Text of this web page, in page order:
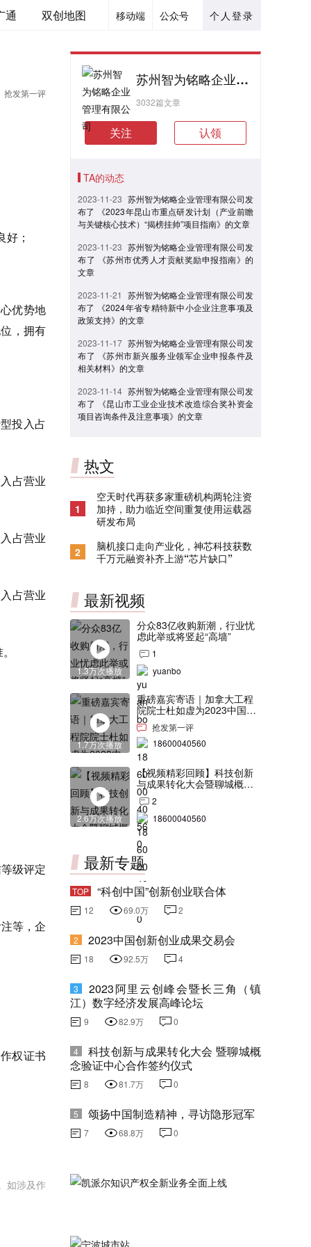
个人登录
公众号
移动端
通 双创地图
抢发第一评
；
优势地
，拥有
投入占
占营业
占营业
占营业
级评定
等，企
权证书
如涉及作
苏州智为铭略企业管理有限公司
3032篇文章
关注 认领
TA的动态
2023-11-23 苏州智为铭略企业管理有限公司发
布了 《2023年昆山市重点研发计划（产业前瞻
与关键核心技术）“揭榜挂帅”项目指南》的文章
2023-11-23 苏州智为铭略企业管理有限公司发
布了 《苏州市优秀人才贡献奖励申报指南》的
文章
2023-11-21
苏州智为铭略企业管理有限公司发
布了 《2024年省专精特新中小企业注意事项及
政策支持》的文章
2023-11-17 苏州智为铭略企业管理有限公司发
布了 《苏州市新兴服务业领军企业申报条件及
相关材料》的文章
2023-11-14 苏州智为铭略企业管理有限公司发
布了 《昆山市工业企业技术改造综合奖补资金
项目咨询条件及注意事项》的文章
热文
1
空天时代再获多家重磅机构两轮注资
加持，助力临近空间重复使用运载器
研发布局
2
脑机接口走向产业化，神芯科技获数
千万元融资补齐上游“芯片缺口”
最新视频
1.3万次播放
分众83亿收购新潮，行业忧
虑此举或将竖起“高墙”
1
yuanbo
1.7万次播放
重磅嘉宾寄语｜加拿大工程
院院士杜如虚为2023中国创
交会打Call！
抢发第一评
18600040560
2.6万次播放
【视频精彩回顾】科技创新
与成果转化大会暨聊城概念
验证中心合作签约仪式
2
18600040560
最新专题
TOP “科创中国”创新创业联合体
12 69.0万 2
2 2023中国创新创业成果交易会
18 92.5万 4
3
2023阿里云创峰会暨长三角（镇
江）数字经济发展高峰论坛
9 82.9万 0
4
科技创新与成果转化大会 暨聊城概
念验证中心合作签约仪式
8 81.7万 0
5 颂扬中国制造精神，寻访隐形冠军
7 68.8万 0